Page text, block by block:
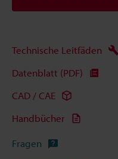
Technische Leitfäden
Datenblatt (PDF)
CAD / CAE
Handbücher
Fragen